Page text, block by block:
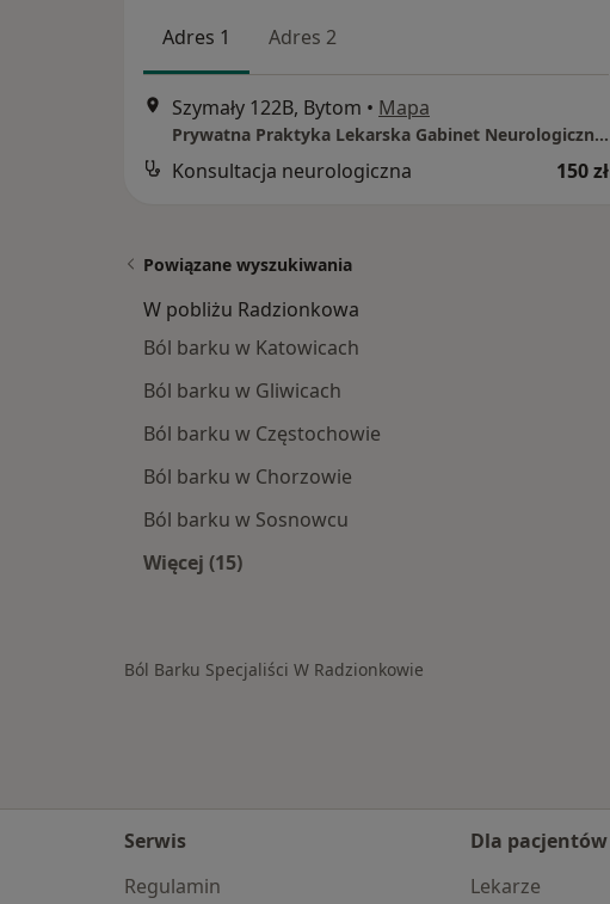
Adres 1 Adres 2
Szymały 122B, Bytom • Mapa
Prywatna Praktyka Lekarska Gabinet Neurologiczny Top-Med
Konsultacja neurologiczna 150 zł
Powiązane wyszukiwania
W pobliżu Radzionkowa
Ból barku w Katowicach
Ból barku w Gliwicach
Ból barku w Częstochowie
Ból barku w Chorzowie
Ból barku w Sosnowcu
Więcej (15)
Ból Barku Specjaliści W Radzionkowie
Serwis
Regulamin
Dla pacjentów
Lekarze